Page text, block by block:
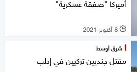
أميركا "صفقة عسكرية"
l 8 أكتوبر 2021
شرق أوسط
مقتل جنديين تركيين في إدلب